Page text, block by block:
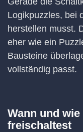
Logikpuzzles, bei
herstellen musst.
eher wie ein
Bausteine
vollständig passt.
Wann und
freischaltest